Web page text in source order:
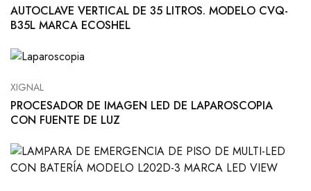
AUTOCLAVE VERTICAL DE 35 LITROS. MODELO CVQ-
B35L MARCA ECOSHEL
XIGNAL
PROCESADOR DE IMAGEN LED DE LAPAROSCOPIA
CON FUENTE DE LUZ